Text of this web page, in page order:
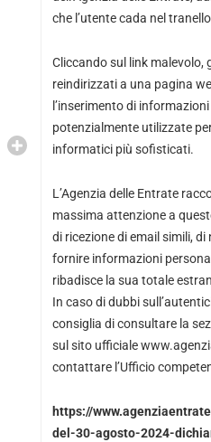
che l’utente cada nel
Cliccando sul link malevolo,
reindirizzati a una pagina
l’inserimento di
potenzialmente utilizzate
informatici più sofisticati.
L’Agenzia delle Entrate
massima attenzione a
di ricezione di email simili, di
fornire informazioni
ribadisce la sua totale
In caso di dubbi
consiglia di consultare la
sul sito ufficiale
contattare l’Ufficio
https://
del-30-agosto-2024-